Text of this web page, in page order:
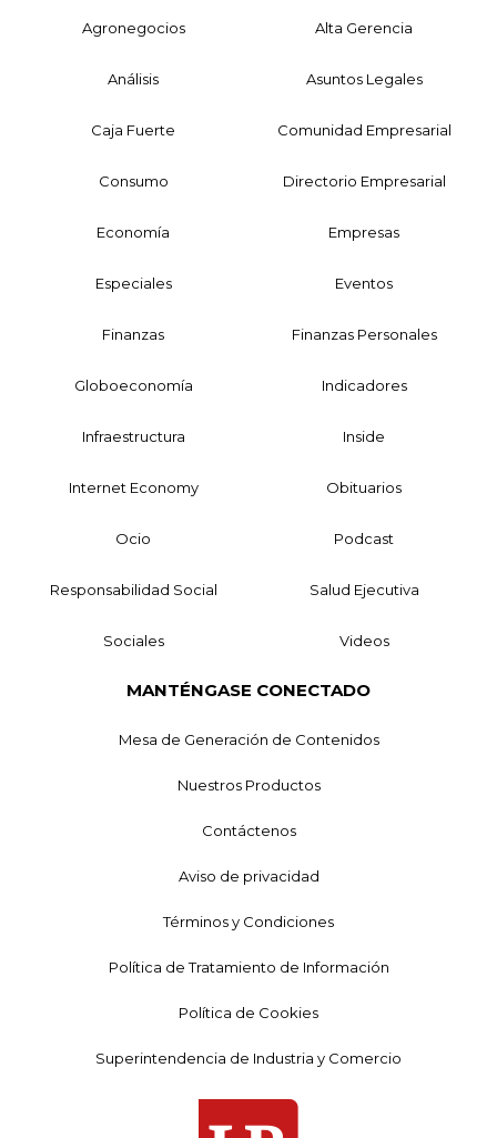
Agronegocios Alta Gerencia
Análisis Asuntos Legales
Caja Fuerte Comunidad Empresarial
Consumo Directorio Empresarial
Economía Empresas
Especiales Eventos
Finanzas Finanzas Personales
Globoeconomía Indicadores
Infraestructura Inside
Internet Economy Obituarios
Ocio Podcast
Responsabilidad Social Salud Ejecutiva
Sociales Videos
MANTÉNGASE CONECTADO
Mesa de Generación de Contenidos
Nuestros Productos
Contáctenos
Aviso de privacidad
Términos y Condiciones
Política de Tratamiento de Información
Política de Cookies
Superintendencia de Industria y Comercio